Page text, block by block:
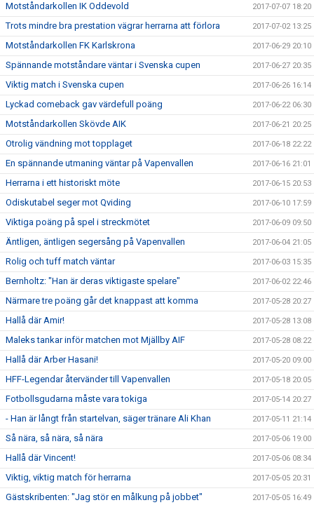
Motståndarkollen IK Oddevold 2017-07-07 18:20
Trots mindre bra prestation vägrar herrarna att förlora 2017-07-02 13:25
Motståndarkollen FK Karlskrona 2017-06-29 20:10
Spännande motståndare väntar i Svenska cupen 2017-06-27 20:35
Viktig match i Svenska cupen 2017-06-26 16:14
Lyckad comeback gav värdefull poäng 2017-06-22 06:30
Motståndarkollen Skövde AIK 2017-06-21 20:25
Otrolig vändning mot topplaget 2017-06-18 22:22
En spännande utmaning väntar på Vapenvallen 2017-06-16 21:01
Herrarna i ett historiskt möte 2017-06-15 20:53
Odiskutabel seger mot Qviding 2017-06-10 17:59
Viktiga poäng på spel i streckmötet 2017-06-09 09:50
Äntligen, äntligen segersång på Vapenvallen 2017-06-04 21:05
Rolig och tuff match väntar 2017-06-03 15:35
Bernholtz: "Han är deras viktigaste spelare" 2017-06-02 22:46
Närmare tre poäng går det knappast att komma 2017-05-28 20:27
Hallå där Amir! 2017-05-28 13:08
Maleks tankar inför matchen mot Mjällby AIF 2017-05-28 08:22
Hallå där Arber Hasani! 2017-05-20 09:00
HFF-Legendar återvänder till Vapenvallen 2017-05-18 20:05
Fotbollsgudarna måste vara tokiga 2017-05-14 20:27
- Han är långt från startelvan, säger tränare Ali Khan 2017-05-11 21:14
Så nära, så nära, så nära 2017-05-06 19:00
Hallå där Vincent! 2017-05-06 08:34
Viktig, viktig match för herrarna 2017-05-05 20:31
Gästskribenten: "Jag stör en målkung på jobbet" 2017-05-05 16:49